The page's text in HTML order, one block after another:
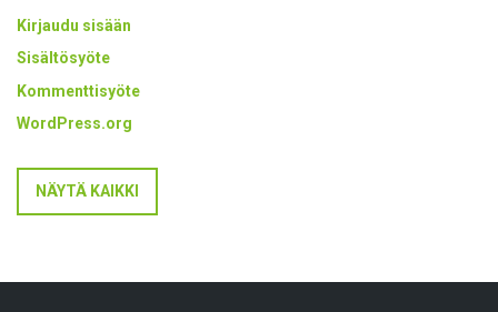
Kirjaudu sisään
Sisältösyöte
Kommenttisyöte
WordPress.org
NÄYTÄ KAIKKI